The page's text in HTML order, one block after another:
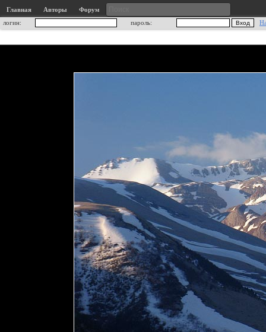
Главная Авторы
Форум
логин:
пароль: